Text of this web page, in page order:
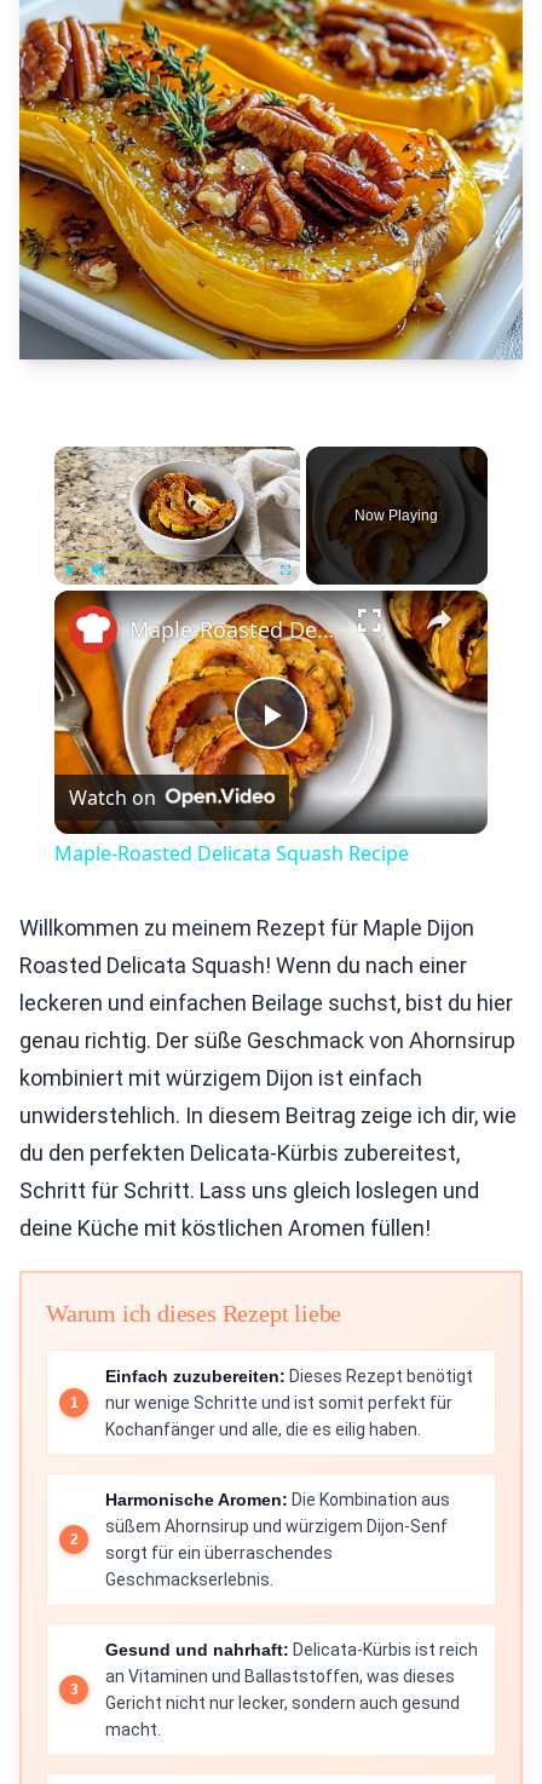
×
Fullscreen
Now Playing
×
Play
Video
Maple-Roasted Delicata Squash Recipe
Watch on
Maple-Roasted Delicata Squash Recipe
Willkommen zu meinem Rezept für Maple Dijon
Roasted Delicata Squash! Wenn du nach einer
leckeren und einfachen Beilage suchst, bist du hier
genau richtig. Der süße Geschmack von Ahornsirup
kombiniert mit würzigem Dijon ist einfach
unwiderstehlich. In diesem Beitrag zeige ich dir, wie
du den perfekten Delicata-Kürbis zubereitest,
Schritt für Schritt. Lass uns gleich loslegen und
deine Küche mit köstlichen Aromen füllen!
Warum ich dieses Rezept liebe
Einfach zuzubereiten: Dieses Rezept benötigt
nur wenige Schritte und ist somit perfekt für
Kochanfänger und alle, die es eilig haben.
Harmonische Aromen: Die Kombination aus
süßem Ahornsirup und würzigem Dijon-Senf
sorgt für ein überraschendes
Geschmackserlebnis.
Gesund und nahrhaft: Delicata-Kürbis ist reich
an Vitaminen und Ballaststoffen, was dieses
Gericht nicht nur lecker, sondern auch gesund
macht.